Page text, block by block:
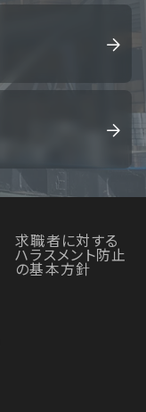
求職者に対する
ハラスメント防止
の基本方針